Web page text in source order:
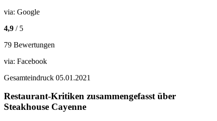
via: Google
4,9 / 5
79 Bewertungen
via: Facebook
Gesamteindruck 05.01.2021
Restaurant-Kritiken zusammengefasst über
Steakhouse Cayenne